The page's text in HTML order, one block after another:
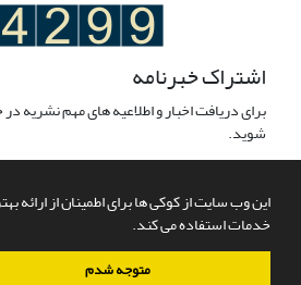
این وب سایت از کوکی ها برای اطمینان از ارائه
خدمات استفاده می کند.
متوجه شدم
اشتراک خبرنامه
برای دریافت اخبار و اطلاعیه های مهم نشریه
شوید.